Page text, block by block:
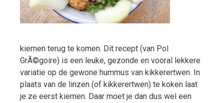
kiemen terug te komen. Dit recept (van Pol
GrÃ©goire) is een leuke, gezonde en vooral lekkere
variatie op de gewone hummus van kikkerertwen. In
plaats van de linzen (of kikkerertwen) te koken laat
je ze eerst kiemen. Daar moet je dan dus wel een